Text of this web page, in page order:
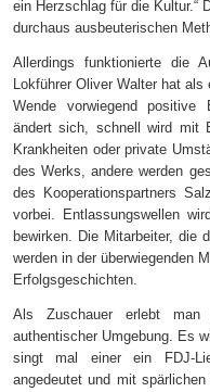
ein Herzschlag für die Kultur.“
durchaus ausbeuterischen
Allerdings funktionierte die
Lokführer Oliver Walter hat
Wende vorwiegend positive
ändert sich, schnell wird mit
Krankheiten oder private
des Werks, andere werden
des Kooperationspartners
vorbei. Entlassungswellen
bewirken. Die Mitarbeiter, die
werden in der überwiegenden
Erfolgsgeschichten.
Als Zuschauer erlebt man
authentischer Umgebung. Es
singt mal einer ein FDJ-
angedeutet und mit